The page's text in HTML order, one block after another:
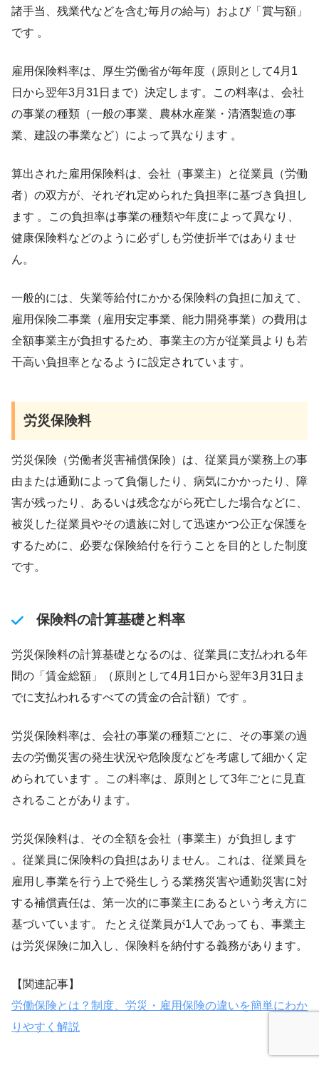
諸手当、残業代などを含む毎月の給与）および「賞与額」
です 。
雇用保険料率は、厚生労働省が毎年度（原則として4月1
日から翌年3月31日まで）決定します。この料率は、会社
の事業の種類（一般の事業、農林水産業・清酒製造の事
業、建設の事業など）によって異なります 。
算出された雇用保険料は、会社（事業主）と従業員（労働
者）の双方が、それぞれ定められた負担率に基づき負担し
ます 。この負担率は事業の種類や年度によって異なり、
健康保険料などのように必ずしも労使折半ではありませ
ん。
一般的には、失業等給付にかかる保険料の負担に加えて、
雇用保険二事業（雇用安定事業、能力開発事業）の費用は
全額事業主が負担するため、事業主の方が従業員よりも若
干高い負担率となるように設定されています。
労災保険料
労災保険（労働者災害補償保険）は、従業員が業務上の事
由または通勤によって負傷したり、病気にかかったり、障
害が残ったり、あるいは残念ながら死亡した場合などに、
被災した従業員やその遺族に対して迅速かつ公正な保護を
するために、必要な保険給付を行うことを目的とした制度
です。
保険料の計算基礎と料率
労災保険料の計算基礎となるのは、従業員に支払われる年
間の「賃金総額」（原則として4月1日から翌年3月31日ま
でに支払われるすべての賃金の合計額）です 。
労災保険料率は、会社の事業の種類ごとに、その事業の過
去の労働災害の発生状況や危険度などを考慮して細かく定
められています 。この料率は、原則として3年ごとに見直
されることがあります。
労災保険料は、その全額を会社（事業主）が負担します
。従業員に保険料の負担はありません。これは、従業員を
雇用し事業を行う上で発生しうる業務災害や通勤災害に対
する補償責任は、第一次的に事業主にあるという考え方に
基づいています。 たとえ従業員が1人であっても、事業主
は労災保険に加入し、保険料を納付する義務があります。
【関連記事】
労働保険とは？制度、労災・雇用保険の違いを簡単にわか
りやすく解説